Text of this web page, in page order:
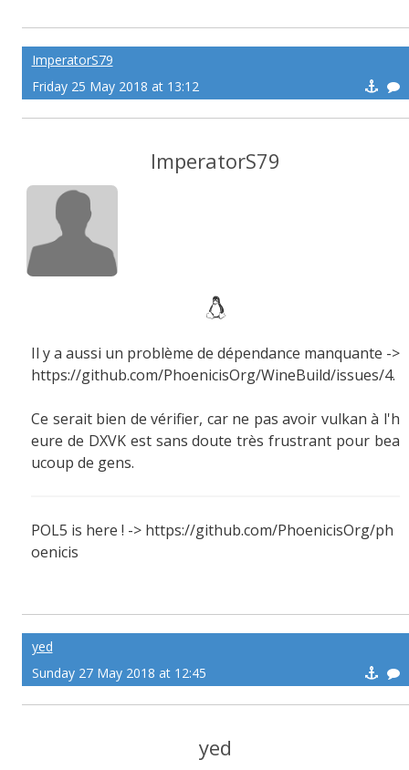
ImperatorS79
Friday 25 May 2018 at 13:12
ImperatorS79
Il y a aussi un problème de dépendance manquante ->
https://github.com/PhoenicisOrg/WineBuild/issues/4.
Ce serait bien de vérifier, car ne pas avoir vulkan à l'h
eure de DXVK est sans doute très frustrant pour bea
ucoup de gens.
POL5 is here ! -> https://github.com/PhoenicisOrg/ph
oenicis
yed
Sunday 27 May 2018 at 12:45
yed